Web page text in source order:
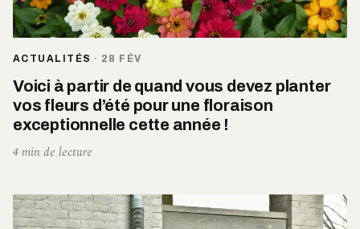
ACTUALITÉS · 28 FÉV
Voici à partir de quand vous devez planter
vos fleurs d’été pour une floraison
exceptionnelle cette année !
4 min de lecture